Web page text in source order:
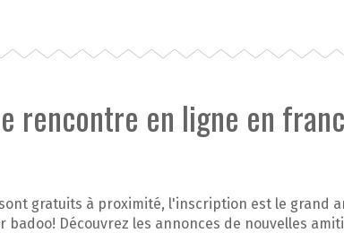
rencontre en ligne en
gratuits à proximité, l'inscription est le grand
badoo! Découvrez les annonces de nouvelles